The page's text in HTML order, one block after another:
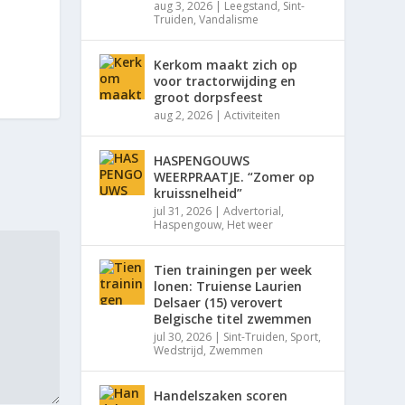
aug 3, 2026 | Leegstand, Sint-
Truiden,Vandalisme
Kerkom maakt zich op
voor tractorwijding en
groot dorpsfeest
aug 2, 2026 |Activiteiten
HASPENGOUWS
WEERPRAATJE. “Zomer op
kruissnelheid”
jul 31, 2026 |Advertorial,
Haspengouw, Het weer
Tien trainingen per week
lonen: Truiense Laurien
Delsaer (15) verovert
Belgische titel zwemmen
jul 30, 2026 | Sint-Truiden, Sport,
Wedstrijd, Zwemmen
Handelszaken scoren